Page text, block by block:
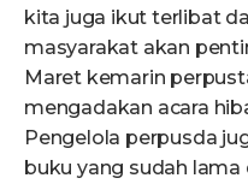
kita juga ikut terlibat
masyarakat akan
Maret kemarin
mengadakan acara
Pengelola perpusda
buku yang sudah